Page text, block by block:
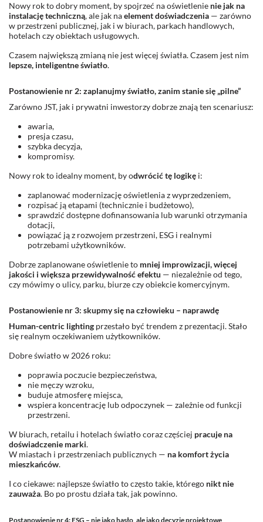
Nowy rok to dobry moment, by spojrzeć na oświetlenie nie jak na
instalację techniczną, ale jak naelement doświadczenia — zarówno
w przestrzeni publicznej, jak i w biurach, parkach handlowych,
hotelach czy obiektach usługowych.
Czasem największą zmianą nie jest więcej światła. Czasem jest nim
lepsze, inteligentne światło.
Postanowienie nr 2: zaplanujmy światło, zanim stanie się „pilne”
Zarówno JST, jak i prywatni inwestorzy dobrze znają ten scenariusz:
awaria,
presja czasu,
szybka decyzja,
kompromisy.
Nowy rok to idealny moment, by odwrócić tę logikę i:
zaplanować modernizację oświetlenia z wyprzedzeniem,
rozpisać ją etapami (technicznie i budżetowo),
sprawdzić dostępnedofinansowania lub warunki otrzymania
dotacji,
powiązać ją z rozwojem przestrzeni, ESG i realnymi
potrzebami użytkowników.
Dobrze zaplanowane oświetlenie to mniej improwizacji, więcej
jakości i większa przewidywalność efektu — niezależnie od tego,
czy mówimy o ulicy, parku, biurze czy obiekcie komercyjnym.
Postanowienie nr 3: skupmy się na człowieku – naprawdę
Human-centric lighting przestało być trendem z prezentacji. Stało
się realnym oczekiwaniem użytkowników.
Dobre światło w 2026 roku:
poprawia poczucie bezpieczeństwa,
nie męczy wzroku,
buduje atmosferę miejsca,
wspiera koncentrację lub odpoczynek — zależnie od funkcji
przestrzeni.
W biurach, retailu i hotelach światło coraz częściej pracuje na
doświadczenie marki.
W miastach i przestrzeniach publicznych — na komfort życia
mieszkańców.
I co ciekawe: najlepsze światło to często takie, którego nikt nie
zauważa. Bo po prostu działa tak, jak powinno.
Postanowienie nr 4: ESG – nie jako hasło, ale jako decyzje projektowe